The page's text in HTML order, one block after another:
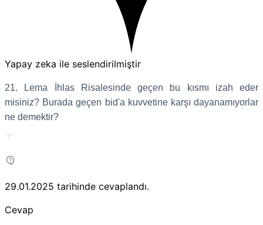
Yapay zeka ile seslendirilmiştir
21. Lema İhlas Risalesinde geçen bu kısmı izah eder
misiniz? Burada geçen bid'a kuvvetine karşı dayanamıyorlar
ne demektir?
29.01.2025 tarihinde cevaplandı.
Cevap